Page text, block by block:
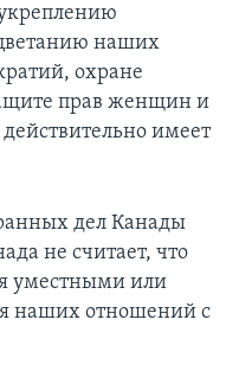
наших
охране
прав женщин и
имеет
дел Канады
не считает, что
уместными или
наших отношений с